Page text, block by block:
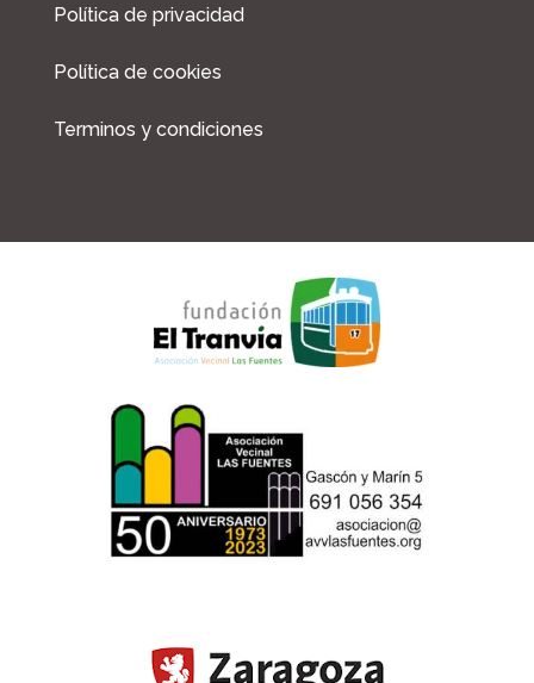
Política de privacidad
Política de cookies
Terminos y condiciones